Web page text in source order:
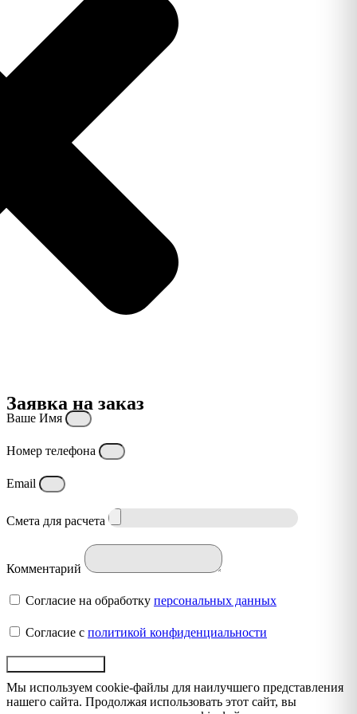
Заявка на заказ
Ваше Имя
Номер телефона
Email
Смета для расчета
Комментарий
Согласие на обработку персональных данных
Согласие с политикой конфиденциальности
Мы используем cookie-файлы для наилучшего представления
нашего сайта. Продолжая использовать этот сайт, вы